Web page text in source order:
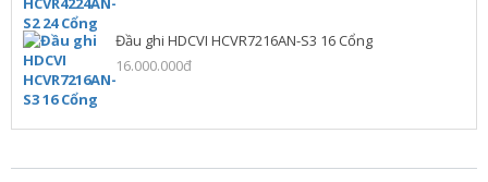
Đầu ghi HDCVI HCVR7216AN-S3 16 Cổng
16.000.000đ